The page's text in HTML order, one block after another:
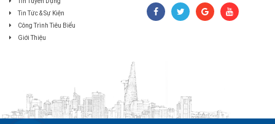
Tin Tức & Sự Kiện
Công Trình Tiêu Biểu
Giới Thiệu